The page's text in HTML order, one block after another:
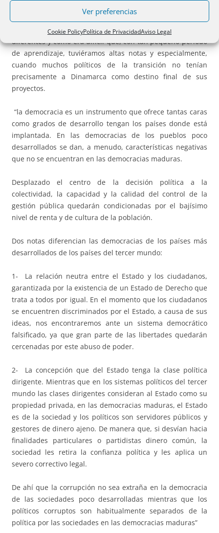
Ver preferencias
Cookie PolicyPolítica de PrivacidadAviso Legal
sobre los sistemas políticos del tercer mundo, en el
periódico económico Expansión intentaba explicar el
porqué las democracias tienen grados de calidad
diferentes y cómo era difícil que, con tan pequeño período
de aprendizaje, tuviéramos altas notas y especialmente,
cuando muchos políticos de la transición no tenían
precisamente a Dinamarca como destino final de sus
proyectos.
“la democracia es un instrumento que ofrece tantas caras
como grados de desarrollo tengan los países donde está
implantada. En las democracias de los pueblos poco
desarrollados se dan, a menudo, características negativas
que no se encuentran en las democracias maduras.
Desplazado el centro de la decisión política a la
colectividad, la capacidad y la calidad del control de la
gestión pública quedarán condicionadas por el bajísimo
nivel de renta y de cultura de la población.
Dos notas diferencian las democracias de los países más
desarrollados de los países del tercer mundo:
1- La relación neutra entre el Estado y los ciudadanos,
garantizada por la existencia de un Estado de Derecho que
trata a todos por igual. En el momento que los ciudadanos
se encuentren discriminados por el Estado, a causa de sus
ideas, nos encontraremos ante un sistema democrático
falsificado, ya que gran parte de las libertades quedarán
cercenadas por este abuso de poder.
2- La concepción que del Estado tenga la clase política
dirigente. Mientras que en los sistemas políticos del tercer
mundo las clases dirigentes consideran al Estado como su
propiedad privada, en las democracias maduras, el Estado
es de la sociedad y los políticos son servidores públicos y
gestores de dinero ajeno. De manera que, si desvían hacia
finalidades particulares o partidistas dinero común, la
sociedad les retira la confianza política y les aplica un
severo correctivo legal.
De ahí que la corrupción no sea extraña en la democracia
de las sociedades poco desarrolladas mientras que los
políticos corruptos son habitualmente separados de la
política por las sociedades en las democracias maduras”